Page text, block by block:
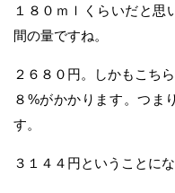
１８０ｍｌくらいだと思
間の量ですね。
２６８０円。しかもこち
８%がかかります。つま
す。
３１４４円ということにな